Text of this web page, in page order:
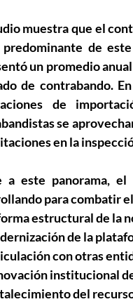
muestra que el
de
un promedio
de contrabando.
de
se
en la
a este panorama,
para combatir
Reforma estructural de
Modernización de la
Articulación con otras
Renovación
Fortalecimiento del